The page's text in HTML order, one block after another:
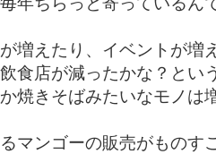
増えたり、イベントが増
食店が減ったかな？とい
焼きそばみたいなモノは
マンゴーの販売がものす